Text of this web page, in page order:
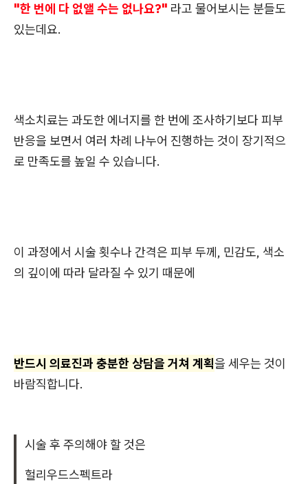
"한 번에 다 없앨 수는 없나요?" 라고 물어보시는 분들도
있는데요.
색소치료는 과도한 에너지를 한 번에 조사하기보다 피부
반응을 보면서 여러 차례 나누어 진행하는 것이 장기적으
로 만족도를 높일 수 있습니다.
이 과정에서 시술 횟수나 간격은 피부 두께, 민감도, 색소
의 깊이에 따라 달라질 수 있기 때문에
반드시 의료진과 충분한 상담을 거쳐 계획을 세우는 것이
바람직합니다.
시술 후 주의해야 할 것은
헐리우드스펙트라